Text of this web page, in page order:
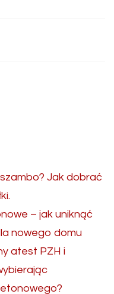
Jak dobrać
– jak uniknąć
nowego domu
atest PZH i